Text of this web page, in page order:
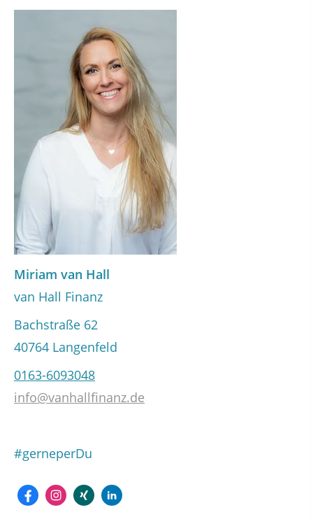
Miriam van Hall
van Hall Finanz
Bachstraße 62
40764 Langenfeld
0163-6093048
info@vanhallfinanz.de
#gerneperDu